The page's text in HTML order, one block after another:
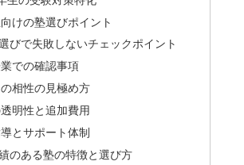
けの塾選びポイント
びで失敗しないチェックポイント
での確認事項
相性の見極め方
明性と追加費用
とサポート体制
のある塾の特徴と選び方